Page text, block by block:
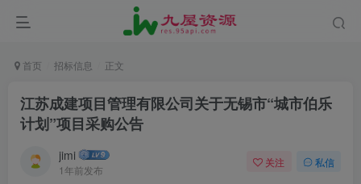
首页 招标信息 正文
江苏成建项目管理有限公司关于无锡市“城市伯乐
计划”项目采购公告
jimi
1年前发布
关注 私信